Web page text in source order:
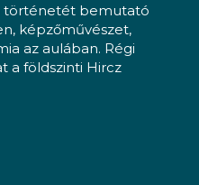
történetét bemutató
képzőművészet,
az aulában. Régi
a földszinti Hircz